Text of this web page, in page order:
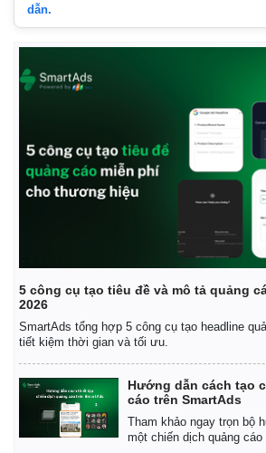
dẫn.
5 công cụ tạo tiêu đề và mô tả quảng
2026
SmartAds tổng hợp 5 công cụ tạo headline
tiết kiệm thời gian và tối ưu.
Hướng dẫn cách tạo
cáo trên SmartAds
Tham khảo ngay trọn bộ
một chiến dịch quảng